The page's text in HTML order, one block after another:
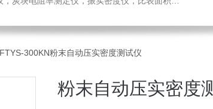
300KN粉末自动压实密度测试仪
粉末自动压实密度